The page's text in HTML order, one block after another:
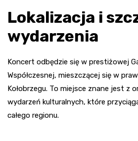
Lokalizacja i
wydarzenia
Koncert odbędzie się w prestiżowej
Współczesnej, mieszczącej się w
Kołobrzegu. To miejsce znane jest z
wydarzeń kulturalnych, które
całego regionu.